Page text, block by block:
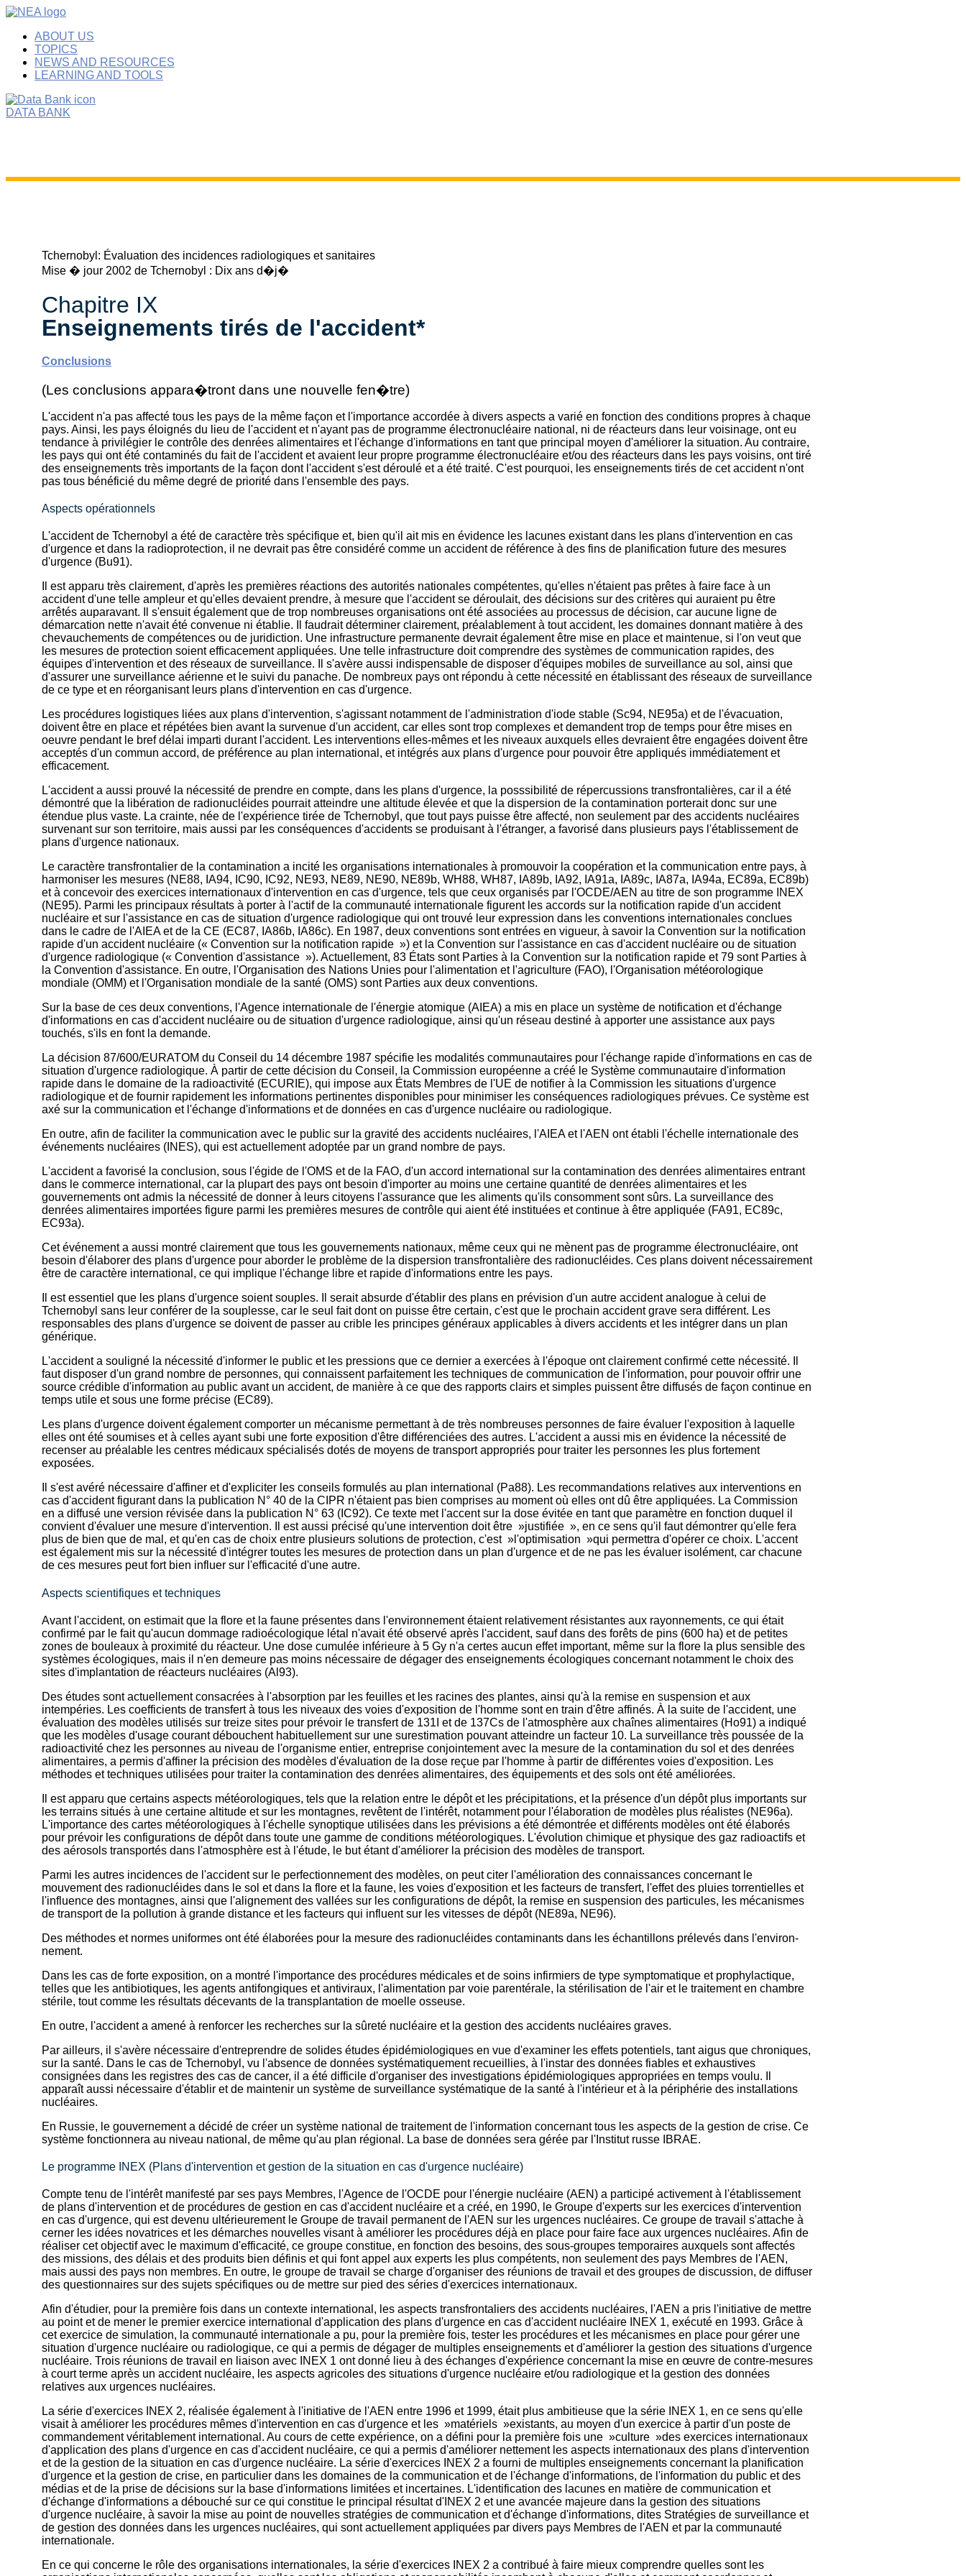
ABOUT US
TOPICS
NEWS AND RESOURCES
LEARNING AND TOOLS
DATA BANK
Tchernobyl: Évaluation des incidences radiologiques et sanitaires
Mise � jour 2002 de Tchernobyl : Dix ans d�j�
Chapitre IX
Enseignements tirés de l'accident*
Conclusions
(Les conclusions appara�tront dans une nouvelle fen�tre)
L'accident n'a pas affecté tous les pays de la même façon et l'importance accordée à divers aspects a varié en fonction des conditions propres à chaque
pays. Ainsi, les pays éloignés du lieu de l'accident et n'ayant pas de programme électronucléaire national, ni de réacteurs dans leur voisinage, ont eu
tendance à privilégier le contrôle des denrées alimentaires et l'échange d'informations en tant que principal moyen d'améliorer la situation. Au contraire,
les pays qui ont été contaminés du fait de l'accident et avaient leur propre programme électronucléaire et/ou des réacteurs dans les pays voisins, ont tiré
des enseignements très importants de la façon dont l'accident s'est déroulé et a été traité. C'est pourquoi, les enseignements tirés de cet accident n'ont
pas tous bénéficié du même degré de priorité dans l'ensemble des pays.
Aspects opérationnels
L'accident de Tchernobyl a été de caractère très spécifique et, bien qu'il ait mis en évidence les lacunes existant dans les plans d'intervention en cas
d'urgence et dans la radioprotection, il ne devrait pas être considéré comme un accident de référence à des fins de planification future des mesures
d'urgence (Bu91).
Il est apparu très clairement, d'après les premières réactions des autorités nationales compétentes, qu'elles n'étaient pas prêtes à faire face à un
accident d'une telle ampleur et qu'elles devaient prendre, à mesure que l'accident se déroulait, des décisions sur des critères qui auraient pu être
arrêtés auparavant. Il s'ensuit également que de trop nombreuses organisations ont été associées au processus de décision, car aucune ligne de
démarcation nette n'avait été convenue ni établie. Il faudrait déterminer clairement, préalablement à tout accident, les domaines donnant matière à des
chevauchements de compétences ou de juridiction. Une infrastructure permanente devrait également être mise en place et maintenue, si l'on veut que
les mesures de protection soient efficacement appliquées. Une telle infrastructure doit comprendre des systèmes de communication rapides, des
équipes d'intervention et des réseaux de surveillance. Il s'avère aussi indispensable de disposer d'équipes mobiles de surveillance au sol, ainsi que
d'assurer une surveillance aérienne et le suivi du panache. De nombreux pays ont répondu à cette nécessité en établissant des réseaux de surveillance
de ce type et en réorganisant leurs plans d'intervention en cas d'urgence.
Les procédures logistiques liées aux plans d'intervention, s'agissant notamment de l'administration d'iode stable (Sc94, NE95a) et de l'évacuation,
doivent être en place et répétées bien avant la survenue d'un accident, car elles sont trop complexes et demandent trop de temps pour être mises en
oeuvre pendant le bref délai imparti durant l'accident. Les interventions elles-mêmes et les niveaux auxquels elles devraient être engagées doivent être
acceptés d'un commun accord, de préférence au plan international, et intégrés aux plans d'urgence pour pouvoir être appliqués immédiatement et
efficacement.
L'accident a aussi prouvé la nécessité de prendre en compte, dans les plans d'urgence, la posssibilité de répercussions transfrontalières, car il a été
démontré que la libération de radionucléides pourrait atteindre une altitude élevée et que la dispersion de la contamination porterait donc sur une
étendue plus vaste. La crainte, née de l'expérience tirée de Tchernobyl, que tout pays puisse être affecté, non seulement par des accidents nucléaires
survenant sur son territoire, mais aussi par les conséquences d'accidents se produisant à l'étranger, a favorisé dans plusieurs pays l'établissement de
plans d'urgence nationaux.
Le caractère transfrontalier de la contamination a incité les organisations internationales à promouvoir la coopération et la communication entre pays, à
harmoniser les mesures (NE88, IA94, IC90, IC92, NE93, NE89, NE90, NE89b, WH88, WH87, IA89b, IA92, IA91a, IA89c, IA87a, IA94a, EC89a, EC89b)
et à concevoir des exercices internationaux d'intervention en cas d'urgence, tels que ceux organisés par l'OCDE/AEN au titre de son programme INEX
(NE95). Parmi les principaux résultats à porter à l'actif de la communauté internationale figurent les accords sur la notification rapide d'un accident
nucléaire et sur l'assistance en cas de situation d'urgence radiologique qui ont trouvé leur expression dans les conventions internationales conclues
dans le cadre de l'AIEA et de la CE (EC87, IA86b, IA86c). En 1987, deux conventions sont entrées en vigueur, à savoir la Convention sur la notification
rapide d'un accident nucléaire (« Convention sur la notification rapide ») et la Convention sur l'assistance en cas d'accident nucléaire ou de situation
d'urgence radiologique (« Convention d'assistance »). Actuellement, 83 États sont Parties à la Convention sur la notification rapide et 79 sont Parties à
la Convention d'assistance. En outre, l'Organisation des Nations Unies pour l'alimentation et l'agriculture (FAO), l'Organisation météorologique
mondiale (OMM) et l'Organisation mondiale de la santé (OMS) sont Parties aux deux conventions.
Sur la base de ces deux conventions, l'Agence internationale de l'énergie atomique (AIEA) a mis en place un système de notification et d'échange
d'informations en cas d'accident nucléaire ou de situation d'urgence radiologique, ainsi qu'un réseau destiné à apporter une assistance aux pays
touchés, s'ils en font la demande.
La décision 87/600/EURATOM du Conseil du 14 décembre 1987 spécifie les modalités communautaires pour l'échange rapide d'informations en cas de
situation d'urgence radiologique. À partir de cette décision du Conseil, la Commission européenne a créé le Système communautaire d'information
rapide dans le domaine de la radioactivité (ECURIE), qui impose aux États Membres de l'UE de notifier à la Commission les situations d'urgence
radiologique et de fournir rapidement les informations pertinentes disponibles pour minimiser les conséquences radiologiques prévues. Ce système est
axé sur la communication et l'échange d'informations et de données en cas d'urgence nucléaire ou radiologique.
En outre, afin de faciliter la communication avec le public sur la gravité des accidents nucléaires, l'AIEA et l'AEN ont établi l'échelle internationale des
événements nucléaires (INES), qui est actuellement adoptée par un grand nombre de pays.
L'accident a favorisé la conclusion, sous l'égide de l'OMS et de la FAO, d'un accord international sur la contamination des denrées alimentaires entrant
dans le commerce international, car la plupart des pays ont besoin d'importer au moins une certaine quantité de denrées alimentaires et les
gouvernements ont admis la nécessité de donner à leurs citoyens l'assurance que les aliments qu'ils consomment sont sûrs. La surveillance des
denrées alimentaires importées figure parmi les premières mesures de contrôle qui aient été instituées et continue à être appliquée (FA91, EC89c,
EC93a).
Cet événement a aussi montré clairement que tous les gouvernements nationaux, même ceux qui ne mènent pas de programme électronucléaire, ont
besoin d'élaborer des plans d'urgence pour aborder le problème de la dispersion transfrontalière des radionucléides. Ces plans doivent nécessairement
être de caractère international, ce qui implique l'échange libre et rapide d'informations entre les pays.
Il est essentiel que les plans d'urgence soient souples. Il serait absurde d'établir des plans en prévision d'un autre accident analogue à celui de
Tchernobyl sans leur conférer de la souplesse, car le seul fait dont on puisse être certain, c'est que le prochain accident grave sera différent. Les
responsables des plans d'urgence se doivent de passer au crible les principes généraux applicables à divers accidents et les intégrer dans un plan
générique.
L'accident a souligné la nécessité d'informer le public et les pressions que ce dernier a exercées à l'époque ont clairement confirmé cette nécessité. Il
faut disposer d'un grand nombre de personnes, qui connaissent parfaitement les techniques de communication de l'information, pour pouvoir offrir une
source crédible d'information au public avant un accident, de manière à ce que des rapports clairs et simples puissent être diffusés de façon continue en
temps utile et sous une forme précise (EC89).
Les plans d'urgence doivent également comporter un mécanisme permettant à de très nombreuses personnes de faire évaluer l'exposition à laquelle
elles ont été soumises et à celles ayant subi une forte exposition d'être différenciées des autres. L'accident a aussi mis en évidence la nécessité de
recenser au préalable les centres médicaux spécialisés dotés de moyens de transport appropriés pour traiter les personnes les plus fortement
exposées.
Il s'est avéré nécessaire d'affiner et d'expliciter les conseils formulés au plan international (Pa88). Les recommandations relatives aux interventions en
cas d'accident figurant dans la publication N° 40 de la CIPR n'étaient pas bien comprises au moment où elles ont dû être appliquées. La Commission
en a diffusé une version révisée dans la publication N° 63 (IC92). Ce texte met l'accent sur la dose évitée en tant que paramètre en fonction duquel il
convient d'évaluer une mesure d'intervention. Il est aussi précisé qu'une intervention doit être »justifiée », en ce sens qu'il faut démontrer qu'elle fera
plus de bien que de mal, et qu'en cas de choix entre plusieurs solutions de protection, c'est »l'optimisation »qui permettra d'opérer ce choix. L'accent
est également mis sur la nécessité d'intégrer toutes les mesures de protection dans un plan d'urgence et de ne pas les évaluer isolément, car chacune
de ces mesures peut fort bien influer sur l'efficacité d'une autre.
Aspects scientifiques et techniques
Avant l'accident, on estimait que la flore et la faune présentes dans l'environnement étaient relativement résistantes aux rayonnements, ce qui était
confirmé par le fait qu'aucun dommage radioécologique létal n'avait été observé après l'accident, sauf dans des forêts de pins (600 ha) et de petites
zones de bouleaux à proximité du réacteur. Une dose cumulée inférieure à 5 Gy n'a certes aucun effet important, même sur la flore la plus sensible des
systèmes écologiques, mais il n'en demeure pas moins nécessaire de dégager des enseignements écologiques concernant notamment le choix des
sites d'implantation de réacteurs nucléaires (Al93).
Des études sont actuellement consacrées à l'absorption par les feuilles et les racines des plantes, ainsi qu'à la remise en suspension et aux
intempéries. Les coefficients de transfert à tous les niveaux des voies d'exposition de l'homme sont en train d'être affinés. À la suite de l'accident, une
évaluation des modèles utilisés sur treize sites pour prévoir le transfert de 131 I et de 137Cs de l'atmosphère aux chaînes alimentaires (Ho91) a indiqué
que les modèles d'usage courant débouchent habituellement sur une surestimation pouvant atteindre un facteur 10. La surveillance très poussée de la
radioactivité chez les personnes au niveau de l'organisme entier, entreprise conjointement avec la mesure de la contamination du sol et des denrées
alimentaires, a permis d'affiner la précision des modèles d'évaluation de la dose reçue par l'homme à partir de différentes voies d'exposition. Les
méthodes et techniques utilisées pour traiter la contamination des denrées alimentaires, des équipements et des sols ont été améliorées.
Il est apparu que certains aspects météorologiques, tels que la relation entre le dépôt et les précipitations, et la présence d'un dépôt plus importants sur
les terrains situés à une certaine altitude et sur les montagnes, revêtent de l'intérêt, notamment pour l'élaboration de modèles plus réalistes (NE96a).
L'importance des cartes météorologiques à l'échelle synoptique utilisées dans les prévisions a été démontrée et différents modèles ont été élaborés
pour prévoir les configurations de dépôt dans toute une gamme de conditions météorologiques. L'évolution chimique et physique des gaz radioactifs et
des aérosols transportés dans l'atmosphère est à l'étude, le but étant d'améliorer la précision des modèles de transport.
Parmi les autres incidences de l'accident sur le perfectionnement des modèles, on peut citer l'amélioration des connaissances concernant le
mouvement des radionucléides dans le sol et dans la flore et la faune, les voies d'exposition et les facteurs de transfert, l'effet des pluies torrentielles et
l'influence des montagnes, ainsi que l'alignement des vallées sur les configurations de dépôt, la remise en suspension des particules, les mécanismes
de transport de la pollution à grande distance et les facteurs qui influent sur les vitesses de dépôt (NE89a, NE96).
Des méthodes et normes uniformes ont été élaborées pour la mesure des radionucléides contaminants dans les échantillons prélevés dans l'environ-
nement.
Dans les cas de forte exposition, on a montré l'importance des procédures médicales et de soins infirmiers de type symptomatique et prophylactique,
telles que les antibiotiques, les agents antifongiques et antiviraux, l'alimentation par voie parentérale, la stérilisation de l'air et le traitement en chambre
stérile, tout comme les résultats décevants de la transplantation de moelle osseuse.
En outre, l'accident a amené à renforcer les recherches sur la sûreté nucléaire et la gestion des accidents nucléaires graves.
Par ailleurs, il s'avère nécessaire d'entreprendre de solides études épidémiologiques en vue d'examiner les effets potentiels, tant aigus que chroniques,
sur la santé. Dans le cas de Tchernobyl, vu l'absence de données systématiquement recueillies, à l'instar des données fiables et exhaustives
consignées dans les registres des cas de cancer, il a été difficile d'organiser des investigations épidémiologiques appropriées en temps voulu. Il
apparaît aussi nécessaire d'établir et de maintenir un système de surveillance systématique de la santé à l'intérieur et à la périphérie des installations
nucléaires.
En Russie, le gouvernement a décidé de créer un système national de traitement de l'information concernant tous les aspects de la gestion de crise. Ce
système fonctionnera au niveau national, de même qu'au plan régional. La base de données sera gérée par l'Institut russe IBRAE.
Le programme INEX (Plans d'intervention et gestion de la situation en cas d'urgence nucléaire)
Compte tenu de l'intérêt manifesté par ses pays Membres, l'Agence de l'OCDE pour l'énergie nucléaire (AEN) a participé activement à l'établissement
de plans d'intervention et de procédures de gestion en cas d'accident nucléaire et a créé, en 1990, le Groupe d'experts sur les exercices d'intervention
en cas d'urgence, qui est devenu ultérieurement le Groupe de travail permanent de l'AEN sur les urgences nucléaires. Ce groupe de travail s'attache à
cerner les idées novatrices et les démarches nouvelles visant à améliorer les procédures déjà en place pour faire face aux urgences nucléaires. Afin de
réaliser cet objectif avec le maximum d'efficacité, ce groupe constitue, en fonction des besoins, des sous-groupes temporaires auxquels sont affectés
des missions, des délais et des produits bien définis et qui font appel aux experts les plus compétents, non seulement des pays Membres de l'AEN,
mais aussi des pays non membres. En outre, le groupe de travail se charge d'organiser des réunions de travail et des groupes de discussion, de diffuser
des questionnaires sur des sujets spécifiques ou de mettre sur pied des séries d'exercices internationaux.
Afin d'étudier, pour la première fois dans un contexte international, les aspects transfrontaliers des accidents nucléaires, l'AEN a pris l'initiative de mettre
au point et de mener le premier exercice international d'application des plans d'urgence en cas d'accident nucléaire INEX 1, exécuté en 1993. Grâce à
cet exercice de simulation, la communauté internationale a pu, pour la première fois, tester les procédures et les mécanismes en place pour gérer une
situation d'urgence nucléaire ou radiologique, ce qui a permis de dégager de multiples enseignements et d'améliorer la gestion des situations d'urgence
nucléaire. Trois réunions de travail en liaison avec INEX 1 ont donné lieu à des échanges d'expérience concernant la mise en œuvre de contre-mesures
à court terme après un accident nucléaire, les aspects agricoles des situations d'urgence nucléaire et/ou radiologique et la gestion des données
relatives aux urgences nucléaires.
La série d'exercices INEX 2, réalisée également à l'initiative de l'AEN entre 1996 et 1999, était plus ambitieuse que la série INEX 1, en ce sens qu'elle
visait à améliorer les procédures mêmes d'intervention en cas d'urgence et les »matériels »existants, au moyen d'un exercice à partir d'un poste de
commandement véritablement international. Au cours de cette expérience, on a défini pour la première fois une »culture »des exercices internationaux
d'application des plans d'urgence en cas d'accident nucléaire, ce qui a permis d'améliorer nettement les aspects internationaux des plans d'intervention
et de la gestion de la situation en cas d'urgence nucléaire. La série d'exercices INEX 2 a fourni de multiples enseignements concernant la planification
d'urgence et la gestion de crise, en particulier dans les domaines de la communication et de l'échange d'informations, de l'information du public et des
médias et de la prise de décisions sur la base d'informations limitées et incertaines. L'identification des lacunes en matière de communication et
d'échange d'informations a débouché sur ce qui constitue le principal résultat d'INEX 2 et une avancée majeure dans la gestion des situations
d'urgence nucléaire, à savoir la mise au point de nouvelles stratégies de communication et d'échange d'informations, dites Stratégies de surveillance et
de gestion des données dans les urgences nucléaires, qui sont actuellement appliquées par divers pays Membres de l'AEN et par la communauté
internationale.
En ce qui concerne le rôle des organisations internationales, la série d'exercices INEX 2 a contribué à faire mieux comprendre quelles sont les